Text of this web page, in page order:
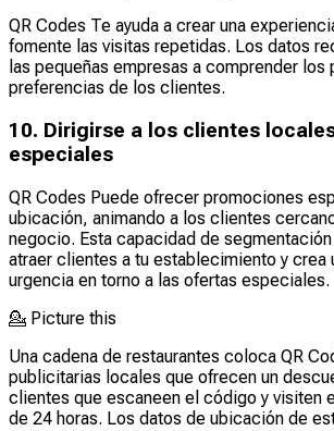
QR Codes Te ayuda a crear una
fomente las visitas repetidas. Los datos
las pequeñas empresas a comprender los
preferencias de los clientes.
10. Dirigirse a los clientes
especiales
QR Codes Puede ofrecer promociones
ubicación, animando a los clientes
negocio. Esta capacidad de
atraer clientes a tu establecimiento y crea
urgencia en torno a las ofertas especiales.
💁 Picture this
Una cadena de restaurantes coloca QR
publicitarias locales que ofrecen un
clientes que escaneen el código y visiten
de 24 horas. Los datos de ubicación de